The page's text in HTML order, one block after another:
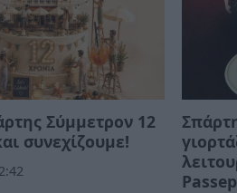
Σύμμετρον 12
συνεχίζουμε!